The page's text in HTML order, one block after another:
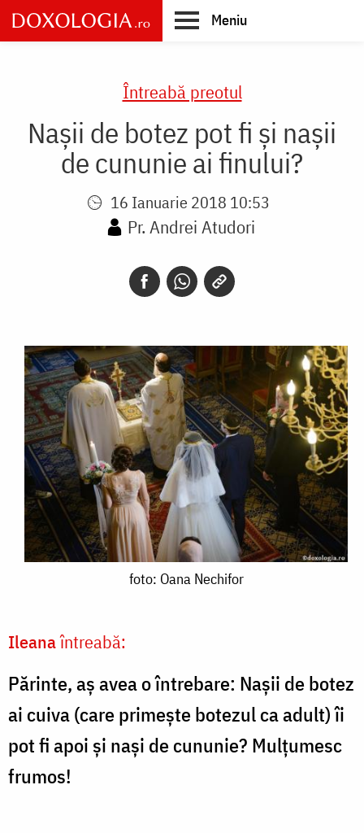
Skip
to
main
Meniu
Întreabă preotul
Nașii de botez pot fi și nașii
de cununie ai finului?
16 Ianuarie 2018 10:53
Pr. Andrei Atudori
Nechifor
foto: Oana Nechifor
Ileanaîntreabă:
Părinte, aș avea o întrebare: Nașii de botez
ai cuiva (care primește botezul ca adult) îi
pot fi apoi și nași de cununie? Mulțumesc
frumos!